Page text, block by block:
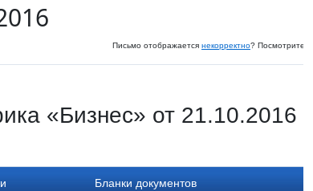
Письмо отображается некорректно? Посмотрите
«Бизнес» от 21.10.2016
Бланки документов